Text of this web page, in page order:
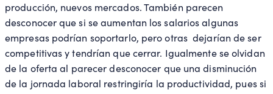
producción, nuevos mercados. También parecen
desconocer que si se aumentan los salarios algunas
empresas podrían soportarlo, pero otras dejarían de ser
competitivas y tendrían que cerrar. Igualmente se olvidan
de la oferta al parecer desconocer que una disminución
de la jornada laboral restringiría la productividad, pues si